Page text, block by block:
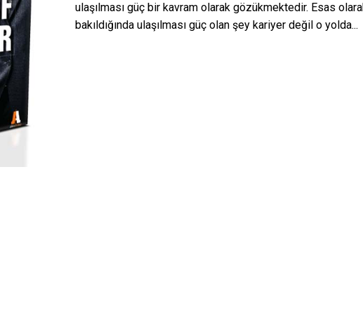
ulaşılması güç bir kavram olarak gözükmektedir. Esas
bakıldığında ulaşılması güç olan şey kariyer değil o yolda...